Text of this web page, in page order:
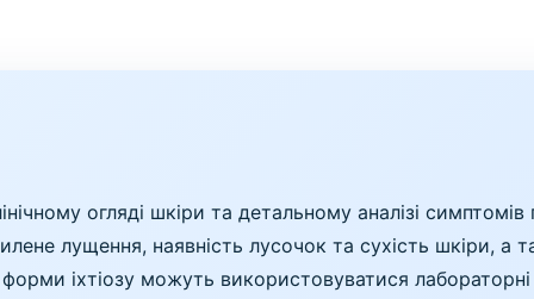
огляді шкіри та детальному аналізі
лущення, наявність лусочок та сухість шкіри, а
іхтіозу можуть використовуватися